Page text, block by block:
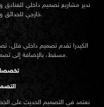
ندير مشاريع تصميم داخلي
خارجي للحدائق والمجمعات في المنامة.
الكيدرا تقدم تصميم داخلي فلل،
مسقط، بالإضافة إلى تصميم حدائق ومشاريع خارجية فاخرة.
نعتمد في التصميم الحديث على